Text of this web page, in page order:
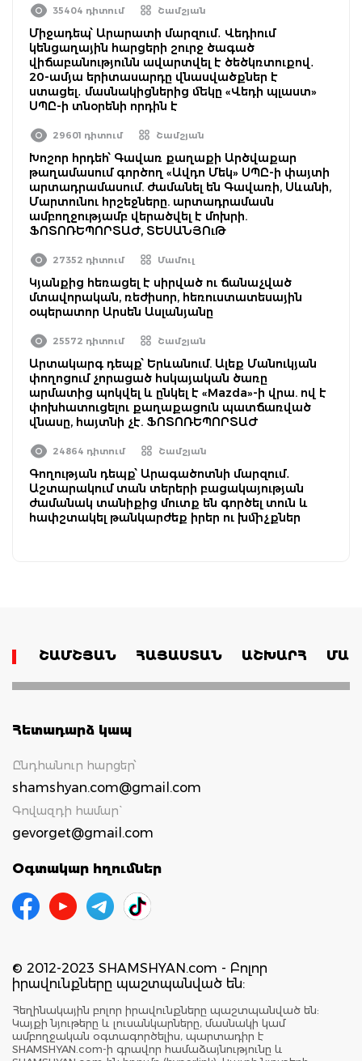
35404 դիտում Շամշյան
Միջադեպ՝ Արարատի մարզում․ Վեդիում
կենցաղային հարցերի շուրջ ծագած
վիճաբանությունն ավարտվել է ծեծկռտուքով․
20-ամյա երիտասարդը վնասվածքներ է
ստացել․ մասնակիցներից մեկը «Վեդի պլաստ»
ՍՊԸ-ի տնօրենի որդին է
29601 դիտում Շամշյան
Խոշոր հրդեհ՝ Գավառ քաղաքի Արծվաքար
թաղամասում գործող «Ավդո Մեկ» ՍՊԸ-ի փայտի
արտադրամասում. ժամանել են Գավառի, Սևանի,
Մարտունու հրշեջները. արտադրամասն
ամբողջությամբ վերածվել է մոխրի.
ՖՈՏՈՌԵՊՈՐՏԱԺ, ՏԵՍԱՆՅՈւԹ
27352 դիտում Մամուլ
Կյանքից հեռացել է սիրված ու ճանաչված
մտավորական, ռեժիսոր, հեռուստատեսային
օպերատոր Արսեն Ասլանյանը
25572 դիտում Շամշյան
Արտակարգ դեպք՝ Երևանում. Ալեք Մանուկյան
փողոցում չորացած հսկայական ծառը
արմատից պոկվել և ընկել է «Mazda»-ի վրա. ով է
փոխհատուցելու քաղաքացուն պատճառված
վնասը, հայտնի չէ. ՖՈՏՈՌԵՊՈՐՏԱԺ
24864 դիտում Շամշյան
Գողության դեպք՝ Արագածոտնի մարզում․
Աշտարակում տան տերերի բացակայության
ժամանակ տանիքից մուտք են գործել տուն և
հափշտակել թանկարժեք իրեր ու խմիչքներ
ՇԱՄՇՅԱՆ ՀԱՅԱՍՏԱՆ ԱՇԽԱՐՀ
Հետադարձ կապ
Ընդհանուր հարցեր՝
shamshyan.com@gmail.com
Գովազդի համար`
gevorget@gmail.com
Օգտակար հղումներ
© 2012-2023 SHAMSHYAN.com - Բոլոր
իրավունքները պաշտպանված են:
Հեղինակային բոլոր իրավունքները պաշտպանված են:
Կայքի նյութերը և լուսանկարները, մասնակի կամ
ամբողջական օգտագործելիս, պարտադիր է
SHAMSHYAN.com-ի գրավոր համաձայնությունը և